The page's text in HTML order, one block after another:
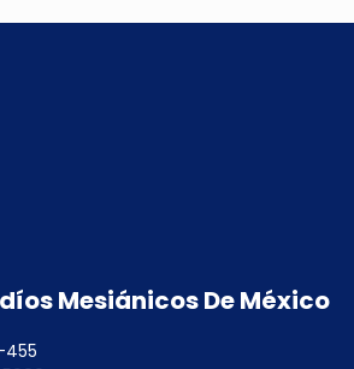
Mesiánicos De México
455